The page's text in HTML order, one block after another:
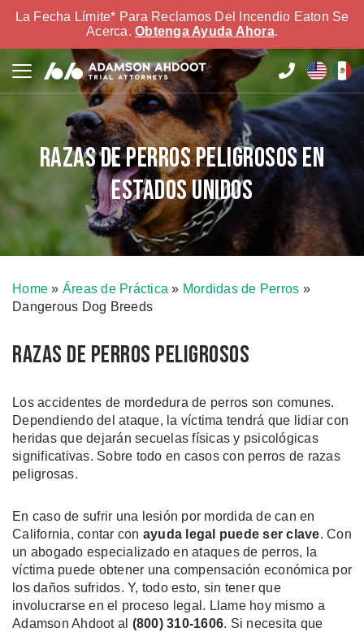
La Fecha Límite* Para Reclamos Del Incendio Eaton Se
Acerca. Obtenga Ayuda Ahora.
Razas de Perros Peligrosos en
Estados Unidos
Home » Áreas de Práctica » Mordidas de Perros »
Dangerous Dog Breeds
Razas de Perros Peligrosos
Los accidentes de mordedura de perros son comunes.
Dependiendo del ataque, la víctima tendrá que lidiar con
heridas que dejarán secuelas físicas y psicológicas
significativas. Sobre todo en casos con perros de razas
peligrosas.
En caso de sufrir una lesión por mordida de can en
California, contar con ayuda legal puede ser clave. Con
un abogado especializado en ataques de perros, la
víctima puede obtener una compensación económica por
los daños sufridos. Y, todo esto, sin tener que
involucrarse en el proceso legal. Llame hoy mismo a
Adamson Ahdoot al (800) 310-1606. Si necesita que